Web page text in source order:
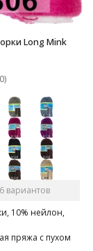
Long Mink
вариантов
10% нейлон,
пряжа с пухом